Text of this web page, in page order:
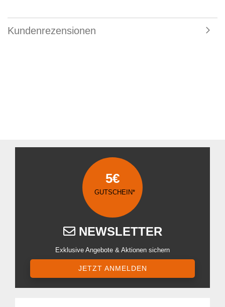
Kundenrezensionen
5€
GUTSCHEIN*
NEWSLETTER
Exklusive Angebote & Aktionen sichern
JETZT ANMELDEN